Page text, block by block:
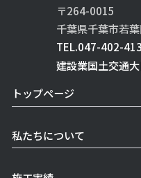
〒264-0015
千葉県千葉市若
TEL.047-402-
建設業国土交通
トップページ
私たちについて